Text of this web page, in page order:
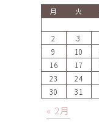
月 火
2
3
9
10
16
17
23
24
30
31
« 2月